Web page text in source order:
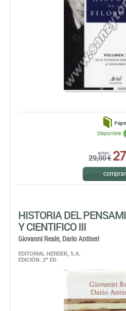
antes:
29,00 €
Disponible
comprar
HISTORIA DEL
Y CIENTIFICO III
Giovanni Reale, Dario Antiseri
EDITORIAL HERDER, S.A.
EDICIÓN: 2ª ED.